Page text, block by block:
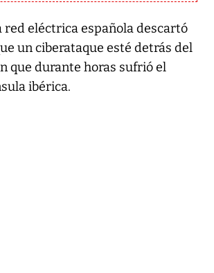
red eléctrica española descartó
un ciberataque esté detrás del
que durante horas sufrió el
ibérica.